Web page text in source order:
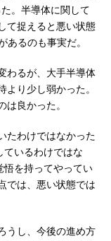
。半導体に関して
て捉えると悪い状態
あるのも事実だ。
わるが、大手半導体
より少し弱かった。
良かった。
たわけではなかった
ているわけではな
悟を持ってやってい
では、悪い状態では
うし、今後の進め方